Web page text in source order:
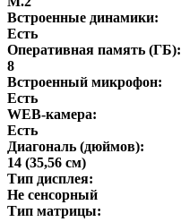
Встроенные динамики:
Есть
Оперативная память (ГБ):
8
Встроенный микрофон:
Есть
WEB-камера:
Есть
Диагональ (дюймов):
14 (35,56 см)
Тип дисплея:
Не сенсорный
Тип матрицы: